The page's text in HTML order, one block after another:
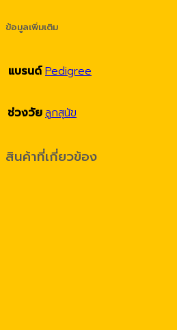
ข้อมูลเพิ่มเติม
แบรนด์ Pedigree
ช่วงวัยลูกสุนัข
สินค้าที่เกี่ยวข้อง